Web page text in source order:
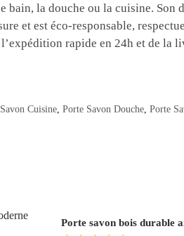
la douche ou la cuisine. Son
et est éco-responsable,
rapide en 24h et de
Cuisine, Porte Savon Douche, Porte
Porte savon bois durable